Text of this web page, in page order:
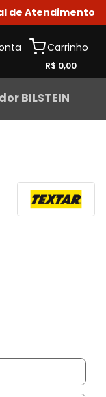
de Atendimento
R$ 0,00
BILSTEIN